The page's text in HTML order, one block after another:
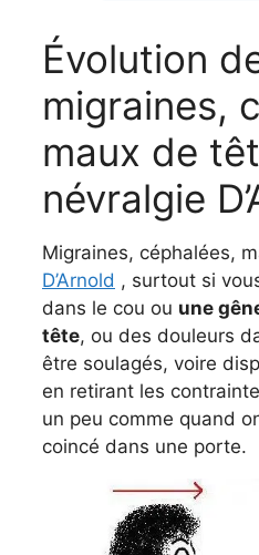
Évolution
migraines,
maux de
névralgie
Migraines, céphalées,
D’Arnold , surtout si
dans le cou ou une
tête, ou des douleurs
être soulagés, voire
en retirant les
un peu comme quand
coincé dans une porte.